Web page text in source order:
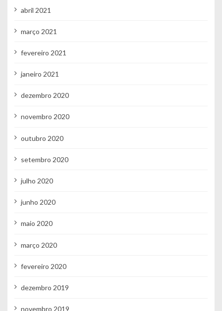
abril 2021
março 2021
fevereiro 2021
janeiro 2021
dezembro 2020
novembro 2020
outubro 2020
setembro 2020
julho 2020
junho 2020
maio 2020
março 2020
fevereiro 2020
dezembro 2019
novembro 2019